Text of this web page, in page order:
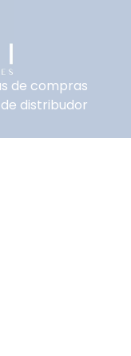
de compras
distribudor